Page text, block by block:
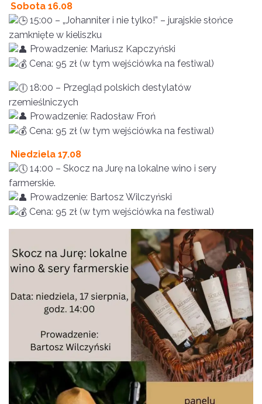
Sobota 16.08
15:00 – „Johanniter i nie tylko!” – jurajskie słońce
zamknięte w kieliszku
Prowadzenie: Mariusz Kapczyński
Cena: 95 zł (w tym wejściówka na festiwal)
18:00 – Przegląd polskich destylatów
rzemieślniczych
Prowadzenie: Radosław Froń
Cena: 95 zł (w tym wejściówka na festiwal)
Niedziela 17.08
14:00 – Skocz na Jurę na lokalne wino i sery
farmerskie.
Prowadzenie: Bartosz Wilczyński
Cena: 95 zł (w tym wejściówka na festiwal)